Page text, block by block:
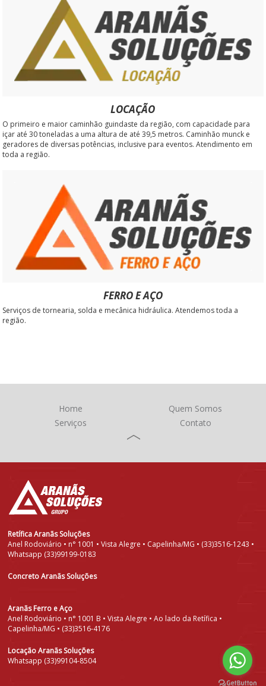
LOCAÇÃO
O primeiro e maior caminhão guindaste da região, com capacidade para
içar até 30 toneladas a uma altura de até 39,5 metros. Caminhão munck e
geradores de diversas potências, inclusive para eventos. Atendimento em
toda a região.
FERRO E AÇO
Serviços de tornearia, solda e mecânica hidráulica. Atendemos toda a
região.
Home
Quem Somos
Serviços
Contato
Retífica Aranãs Soluções
Anel Rodoviário • n° 1001 • Vista Alegre • Capelinha/MG • (33)3516-1243 •
Whatsapp (33)99199-0183
Concreto Aranãs Soluções
Aranãs Ferro e Aço
Anel Rodoviário • n° 1001 B • Vista Alegre • Ao lado da Retífica •
Capelinha/MG • (33)3516-4176
Locação Aranãs Soluções
Whatsapp (33)99104-8504